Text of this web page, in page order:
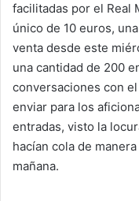
facilitadas por el Real
único de 10 euros,
venta desde este
una cantidad de 200
conversaciones con
enviar para los
entradas, visto la
hacían cola de
mañana.